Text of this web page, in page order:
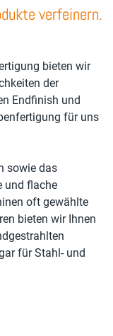
verfeinern.
bieten wir
der
Endfinish und
für uns
sowie das
und flache
oft gewählte
bieten wir Ihnen
für Stahl- und